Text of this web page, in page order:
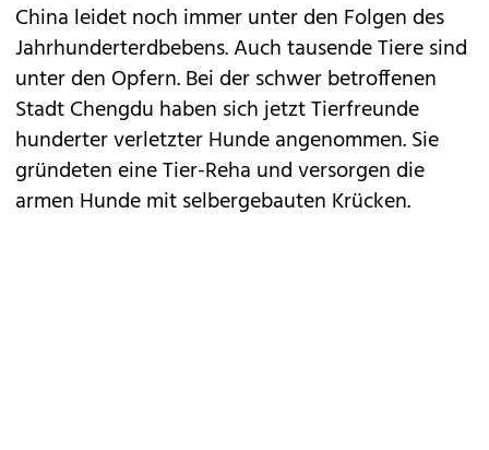
China leidet noch immer unter den Folgen des
Jahrhunderterdbebens. Auch tausende Tiere sind
unter den Opfern. Bei der schwer betroffenen
Stadt Chengdu haben sich jetzt Tierfreunde
hunderter verletzter Hunde angenommen. Sie
gründeten eine Tier-Reha und versorgen die
armen Hunde mit selbergebauten Krücken.